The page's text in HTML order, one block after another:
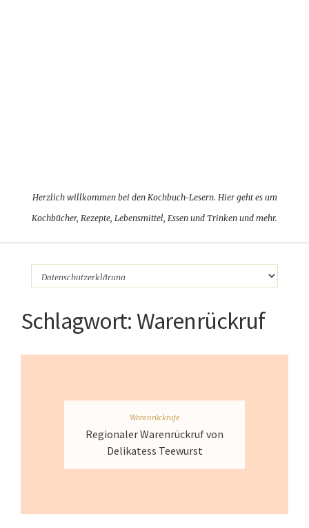
Herzlich willkommen bei den Kochbuch-Lesern. Hier geht es um
Kochbücher, Rezepte, Lebensmittel, Essen und Trinken und mehr.
Schlagwort:Warenrückruf
Warenrückrufe
Regionaler Warenrückruf von
Delikatess Teewurst